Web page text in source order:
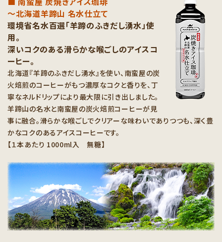
～北海道羊蹄山 名水仕立て
環境省名水百選「羊蹄のふきだし湧水」使
用。
深いコクのある滑らかな喉ごしのアイスコ
ーヒー。
北海道『羊蹄のふきだし湧水』を使い、南蛮屋の炭
火焙煎のコーヒーがもつ濃厚なコクと香りを、丁
寧なネルドリップにより最大限に引き出しました。
羊蹄山の名水と南蛮屋の炭火焙煎コーヒーが見
事に融合。滑らかな喉ごしでクリアーな味わいでありつつも、深く豊
かなコクのあるアイスコーヒーです。
【１本あたり 1000ml入 無糖】